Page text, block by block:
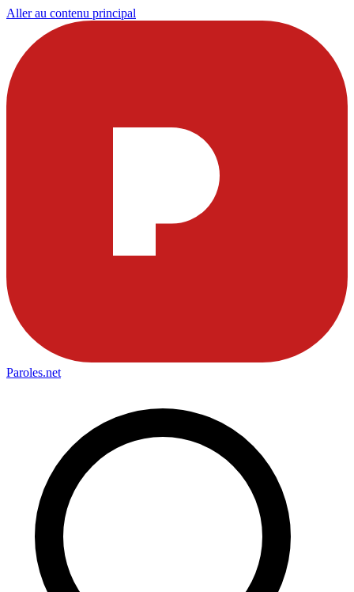
Aller au contenu principal
Paroles.net